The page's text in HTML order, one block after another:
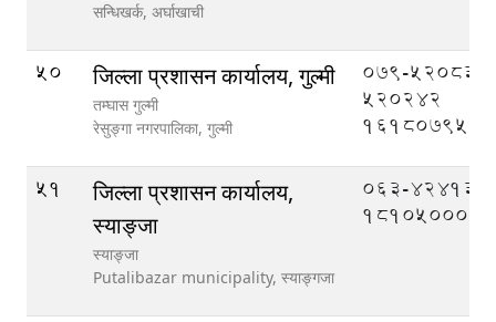
सन्धिखर्क, अर्घाखाची
50 जिल्ला प्रशासन कार्यालय, गुल्मी
तम्घास गुल्मी
रेसुङ्गा नगरपालिका, गुल्मी
079-
520242
51
जिल्ला प्रशासन कार्यालय,
स्याङ्जा
स्याङ्जा
Putalibazar municipality, स्याङ्गजा
063-424133